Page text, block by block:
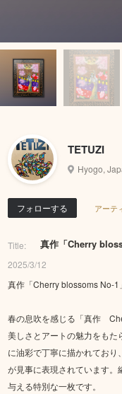
TETUZI
Hyogo,
フォローする アーテ
Title: 真作「Cherry
2025/3/12
真作「Cherry blossoms
春の息吹を感じる「真作
美しさとアートの魅力をも
に油彩で丁寧に描かれてお
が見事に表現されています
与える特別な一枚です。